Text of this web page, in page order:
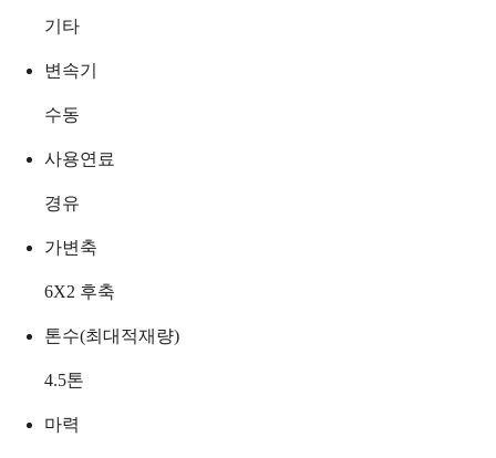
기타
변속기
수동
사용연료
경유
가변축
6X2 후축
톤수(최대적재량)
4.5톤
마력